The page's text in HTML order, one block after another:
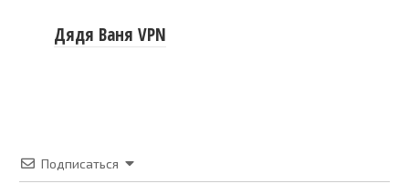
Дядя Ваня VPN
Подписаться